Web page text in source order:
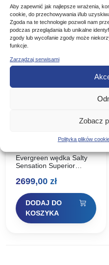
Aby zapewnić jak najlepsze wrażenia,
cookie, do przechowywania i/lub
Zgoda na te technologie pozwoli nam
podczas przeglądania lub unikalne
zgody lub wycofanie zgody może
funkcje.
Zarządzaj serwisami
Zobacz
Polityka plików
Salty Sensation
Superior Twiggy
168cm / 2.5g
Evergreen wędka Salty
Sensation Superior
nazwa pochodzi od słowa
gałązkę, jest jak gałązka
podczas wymachu. Jest
smukła i bardzo…
2699,00 zł
DODAJ DO
KOSZYKA